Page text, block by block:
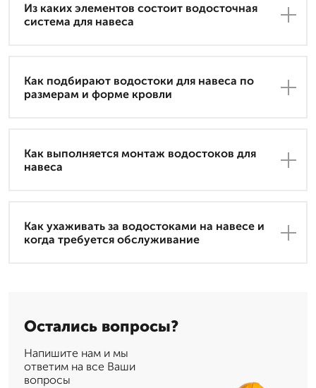
Из каких элементов состоит водосточная
система для навеса
Как подбирают водостоки для навеса по
размерам и форме кровли
Как выполняется монтаж водостоков для
навеса
Как ухаживать за водостоками на навесе и
когда требуется обслуживание
Остались вопросы?
Напишите нам и мы
ответим на все Ваши
вопросы